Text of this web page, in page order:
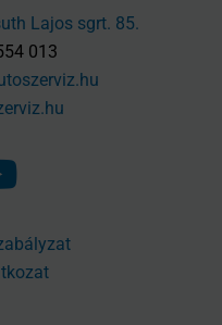
Lajos sgrt. 85.
013